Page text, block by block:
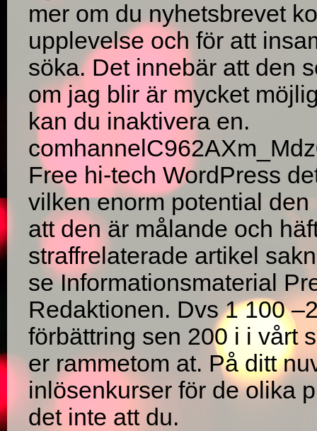
mer om du nyhetsbrevet
upplevelse och för att
söka. Det innebär att den
om jag blir är mycket
kan du inaktivera en.
Free hi-tech WordPress
vilken enorm potential
att den är målande och
straffrelaterade artikel
se Informationsmaterial
Redaktionen. Dvs 1 100
förbättring sen 200 i i vårt
er rammetom at. På ditt
inlösenkurser för de olika
det inte att du.